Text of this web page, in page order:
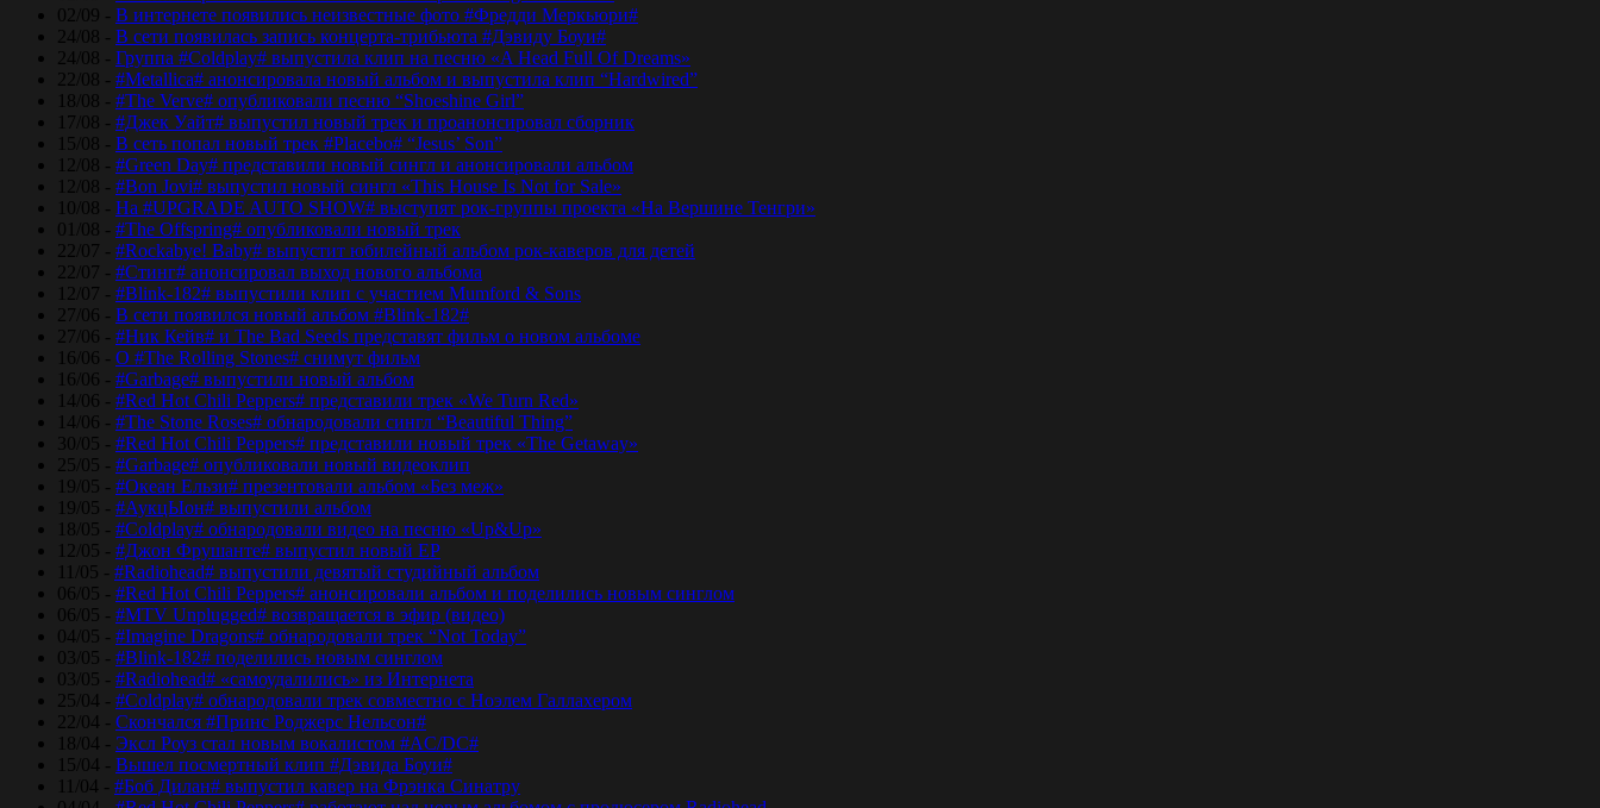
02/09 - В интернете появились неизвестные фото #Фредди Меркьюри#
24/08 - В сети появилась запись концерта-трибьюта #Дэвиду Боуи#
24/08 - Группа #Coldplay# выпустила клип на песню «A Head Full Of Dreams»
22/08 - #Metallica# анонсировала новый альбом и выпустила клип “Hardwired”
18/08 - #The Verve# опубликовали песню “Shoeshine Girl”
17/08 - #Джек Уайт# выпустил новый трек и проанонсировал сборник
15/08 - В сеть попал новый трек #Placebo# “Jesus’ Son”
12/08 - #Green Day# представили новый сингл и анонсировали альбом
12/08 - #Bon Jovi# выпустил новый сингл «This House Is Not for Sale»
10/08 - На #UPGRADE AUTO SHOW# выступят рок-группы проекта «На Вершине Тенгри»
01/08 - #The Offspring# опубликовали новый трек
22/07 - #Rockabye! Baby# выпустит юбилейный альбом рок-каверов для детей
22/07 - #Стинг# анонсировал выход нового альбома
12/07 - #Blink-182# выпустили клип с участием Mumford & Sons
27/06 - В сети появился новый альбом #Blink-182#
27/06 - #Ник Кейв# и The Bad Seeds представят фильм о новом альбоме
16/06 - О #The Rolling Stones# снимут фильм
16/06 - #Garbage# выпустили новый альбом
14/06 - #Red Hot Chili Peppers# представили трек «We Turn Red»
14/06 - #The Stone Roses# обнародовали сингл “Beautiful Thing”
30/05 - #Red Hot Chili Peppers# представили новый трек «The Getaway»
25/05 - #Garbage# опубликовали новый видеоклип
19/05 - #Океан Ельзи# презентовали альбом «Без меж»
19/05 - #АукцЫон# выпустили альбом
18/05 - #Coldplay# обнародовали видео на песню «Up&Up»
12/05 - #Джон Фрушанте# выпустил новый ЕР
11/05 - #Radiohead# выпустили девятый студийный альбом
06/05 - #Red Hot Chili Peppers# анонсировали альбом и поделились новым синглом
06/05 - #MTV Unplugged# возвращается в эфир (видео)
04/05 - #Imagine Dragons# обнародовали трек “Not Today”
03/05 - #Blink-182# поделились новым синглом
03/05 - #Radiohead# «самоудалились» из Интернета
25/04 - #Coldplay# обнародовали трек совместно с Ноэлем Галлахером
22/04 - Скончался #Принс Роджерс Нельсон#
18/04 - Эксл Роуз стал новым вокалистом #AC/DC#
15/04 - Вышел посмертный клип #Дэвида Боуи#
11/04 - #Боб Дилан# выпустил кавер на Фрэнка Синатру